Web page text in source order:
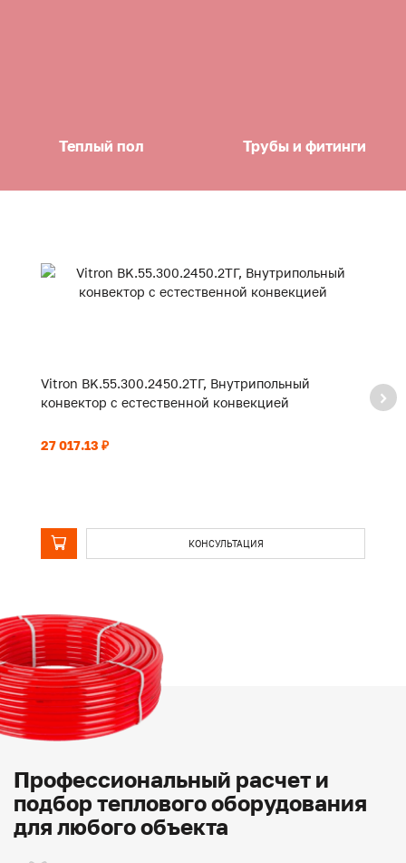
Теплый пол Трубы и фитинги
Vitron BK.55.300.2450.2ТГ, Внутрипольный
конвектор с естественной конвекцией
27 017.13 ₽
КОНСУЛЬТАЦИЯ
Профессиональный расчет и
подбор теплового оборудования
для любого объекта